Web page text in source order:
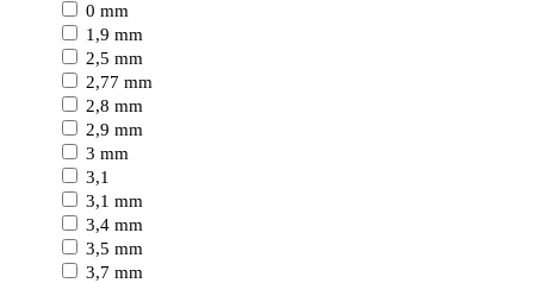
0 mm
1,9 mm
2,5 mm
2,77 mm
2,8 mm
2,9 mm
3 mm
3,1
3,1 mm
3,4 mm
3,5 mm
3,7 mm